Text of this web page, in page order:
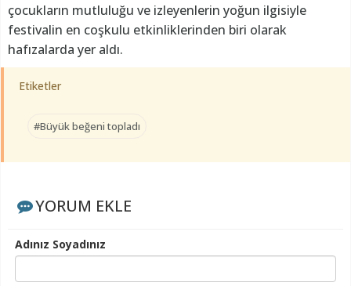
çocukların mutluluğu ve izleyenlerin yoğun ilgisiyle
festivalin en coşkulu etkinliklerinden biri olarak
hafızalarda yer aldı.
Etiketler
#Büyük beğeni topladı
YORUM EKLE
Adınız Soyadınız